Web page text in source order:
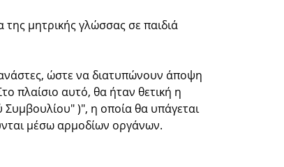
μητρικής γλώσσας σε παιδιά
ώστε να διατυπώνουν άποψη
πλαίσιο αυτό, θα ήταν θετική η
)", η οποία θα υπάγεται
μέσω αρμοδίων οργάνων.